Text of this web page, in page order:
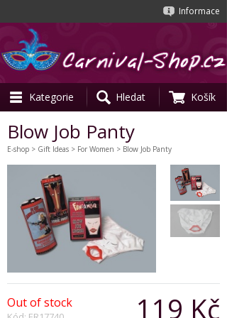
Informace
Kategorie Hledat Košík
Blow Job Panty
E-shop > Gift Ideas > For Women > Blow Job Panty
119 Kč
Out of stock